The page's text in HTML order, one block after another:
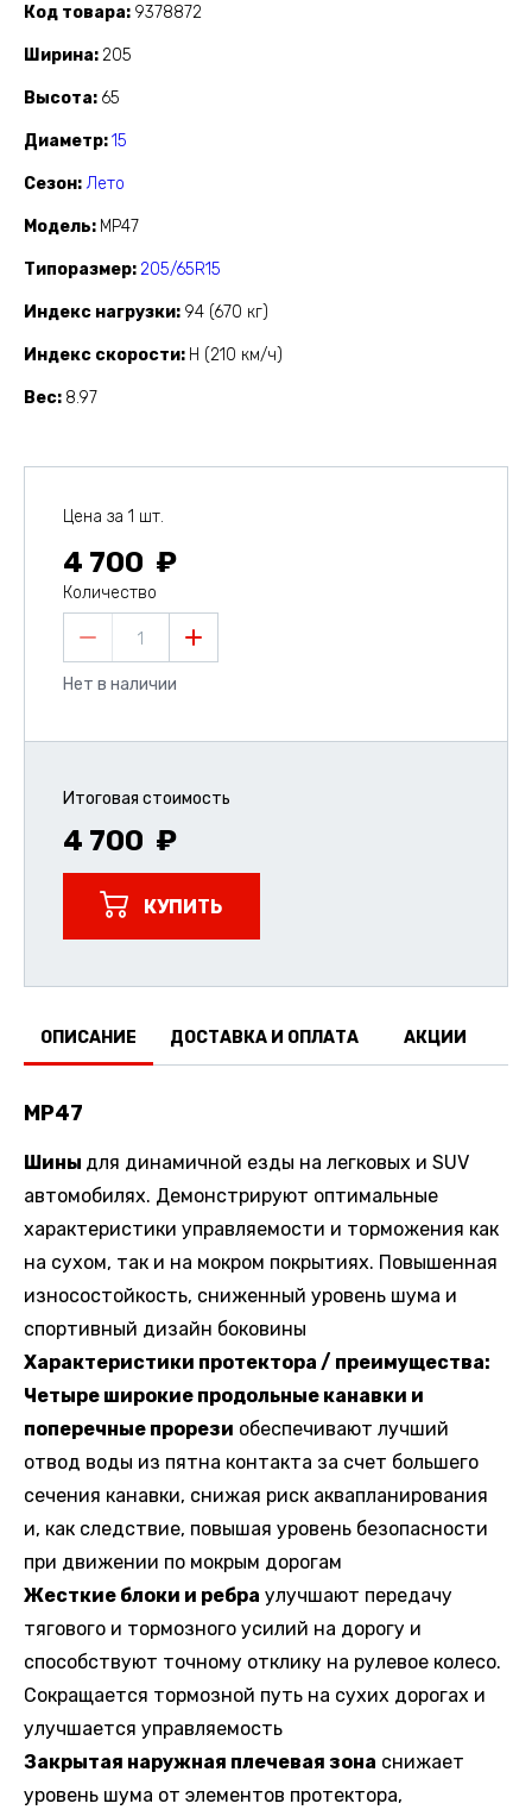
Код товара 9378872
Ширина 205
Высота 65
Диаметр 15
Сезон Лето
Модель MP47
Типоразмер 205/65R15
Индекс нагрузки 94 (670 кг)
Индекс скорости H (210 км/ч)
Вес 8.97
Цена за 1 шт.
4 700
Количество
1
Нет в наличии
Итоговая стоимость
4 700
КУПИТЬ
ОПИСАНИЕ ДОСТАВКА И ОПЛАТА АКЦИИ
MP47
Шины для динамичной езды на легковых и SUV
автомобилях. Демонстрируют оптимальные
характеристики управляемости и торможения как
на сухом, так и на мокром покрытиях. Повышенная
износостойкость, сниженный уровень шума и
спортивный дизайн боковины
Характеристики протектора / преимущества:
Четыре широкие продольные канавки и
поперечные прорези обеспечивают лучший
отвод воды из пятна контакта за счет большего
сечения канавки, снижая риск аквапланирования
и, как следствие, повышая уровень безопасности
при движении по мокрым дорогам
Жесткие блоки и ребра улучшают передачу
тягового и тормозного усилий на дорогу и
способствуют точному отклику на рулевое колесо.
Сокращается тормозной путь на сухих дорогах и
улучшается управляемость
Закрытая наружная плечевая зона снижает
уровень шума от элементов протектора,